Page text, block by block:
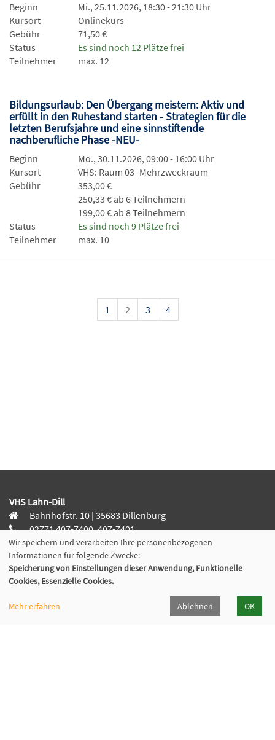
Beginn
Mi., 25.11.2026, 18:30 - 21:30 Uhr
Kursort
Onlinekurs
Gebühr
71,50 €
Status
Es sind noch 12 Plätze frei
Teilnehmer
max. 12
Bildungsurlaub: Den Übergang meistern: Aktiv und
erfüllt in den Ruhestand starten - Strategien für die
letzten Berufsjahre und eine sinnstiftende
nachberufliche Phase -NEU-
Beginn
Mo., 30.11.2026, 09:00 - 16:00 Uhr
Kursort
VHS: Raum 03 -Mehrzweckraum
Gebühr
353,00 €
250,33 € ab 6 Teilnehmern
199,00 € ab 8 Teilnehmern
Status
Es sind noch 9 Plätze frei
Teilnehmer
max. 10
1 2 3 4
VHS Lahn-Dill
Bahnhofstr. 10 | 35683 Dillenburg
02771 407-7400, 407-7401
info@vhs-lahn-dill.de
Wir speichern und verarbeiten Ihre personenbezogenen
Informationen für folgende Zwecke:
Speicherung von Einstellungen dieser Anwendung, Funktionelle
Cookies, Essenzielle Cookies.
Mehr erfahren Ablehnen OK